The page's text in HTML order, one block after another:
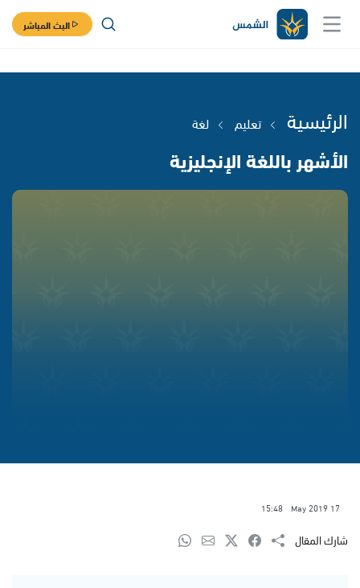
البث المباشر
الرئيسية تعليم لغة
الأشهر باللغة الإنجليزية
17 May 2019
15:48
شارك المقال